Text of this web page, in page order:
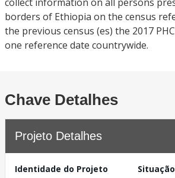
borders of Ethiopia on the census
the previous census (es) the 2017
one reference date countrywide.
Chave Detalhes
Projeto Detalhes
Identidade do Projeto
Situação